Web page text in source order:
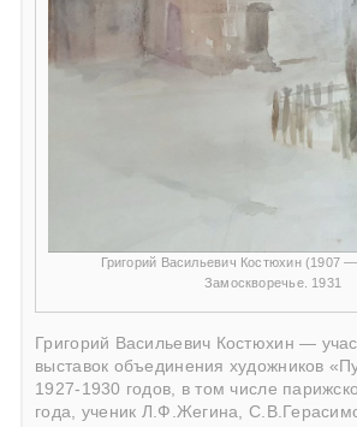
Григорий Васильевич Костюхин (1907
Замоскворечье. 1931
Григорий Васильевич Костюхин —
выставок объединения художников
1927-1930 годов, в том числе
года, ученик Л.Ф.Жегина,